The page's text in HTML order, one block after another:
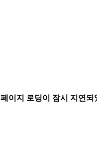
페이지 로딩이 잠시 지연